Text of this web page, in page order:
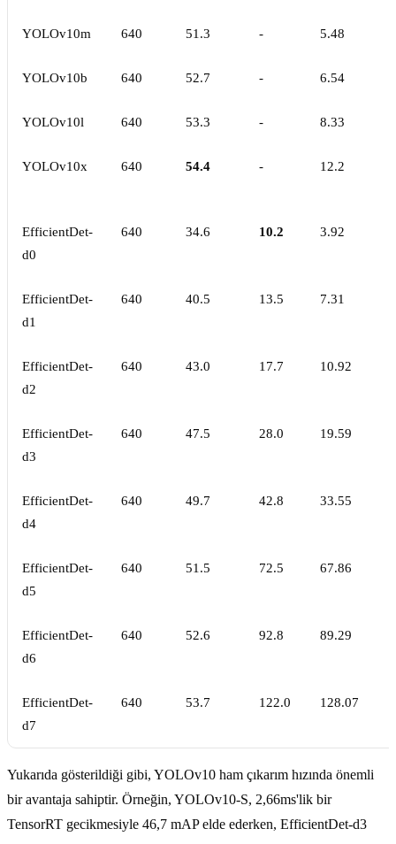
YOLOv10m 640 51.3 - 5.48
YOLOv10b 640 52.7 - 6.54
YOLOv10l 640 53.3 - 8.33
YOLOv10x 640 54.4 - 12.2
EfficientDet-
d0
640 34.6 10.2 3.92
EfficientDet-
d1
640 40.5 13.5 7.31
EfficientDet-
d2
640 43.0 17.7 10.92
EfficientDet-
d3
640 47.5 28.0 19.59
EfficientDet-
d4
640 49.7 42.8 33.55
EfficientDet-
d5
640 51.5 72.5 67.86
EfficientDet-
d6
640 52.6 92.8 89.29
EfficientDet-
d7
640 53.7 122.0 128.07
Yukarıda gösterildiği gibi, YOLOv10 ham çıkarım hızında önemli
bir avantaja sahiptir. Örneğin, YOLOv10-S, 2,66ms'lik bir
TensorRT gecikmesiyle 46,7 mAP elde ederken, EfficientDet-d3